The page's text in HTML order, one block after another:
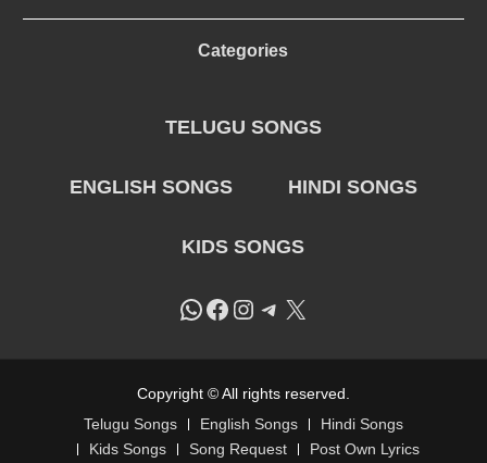
Categories
TELUGU SONGS
ENGLISH SONGS HINDI SONGS
KIDS SONGS
WhatsApp
Facebook
Instagram
Telegram
X
Copyright © All rights reserved.
Telugu Songs
English Songs
Hindi Songs
Kids Songs
Song Request Post Own Lyrics